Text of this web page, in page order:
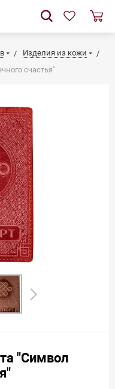
Изделия из кожи
счастья"
"Символ